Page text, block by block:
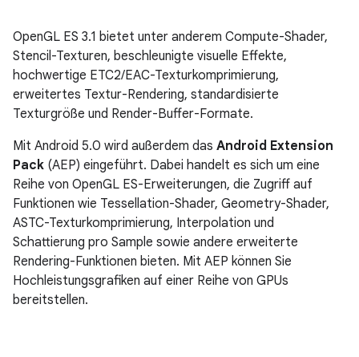
OpenGL ES 3.1 bietet unter anderem Compute-Shader,
Stencil-Texturen, beschleunigte visuelle Effekte,
hochwertige ETC2/EAC-Texturkomprimierung,
erweitertes Textur-Rendering, standardisierte
Texturgröße und Render-Buffer-Formate.
Mit Android 5.0 wird außerdem das Android Extension
Pack (AEP) eingeführt. Dabei handelt es sich um eine
Reihe von OpenGL ES-Erweiterungen, die Zugriff auf
Funktionen wie Tessellation-Shader, Geometry-Shader,
ASTC-Texturkomprimierung, Interpolation und
Schattierung pro Sample sowie andere erweiterte
Rendering-Funktionen bieten. Mit AEP können Sie
Hochleistungsgrafiken auf einer Reihe von GPUs
bereitstellen.